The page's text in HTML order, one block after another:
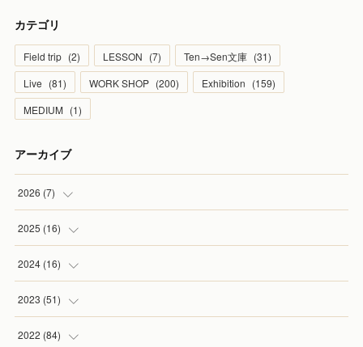
カテゴリ
Field trip (2) LESSON (7) Ten→Sen文庫 (31)
Live (81) WORK SHOP (200) Exhibition (159)
MEDIUM (1)
アーカイブ
2026 (7)
(1
(2
(2
(1
2025 (16)
(2
(1
(2
2024 (16)
(3
(2
2023 (51)
(1
2022 (84)